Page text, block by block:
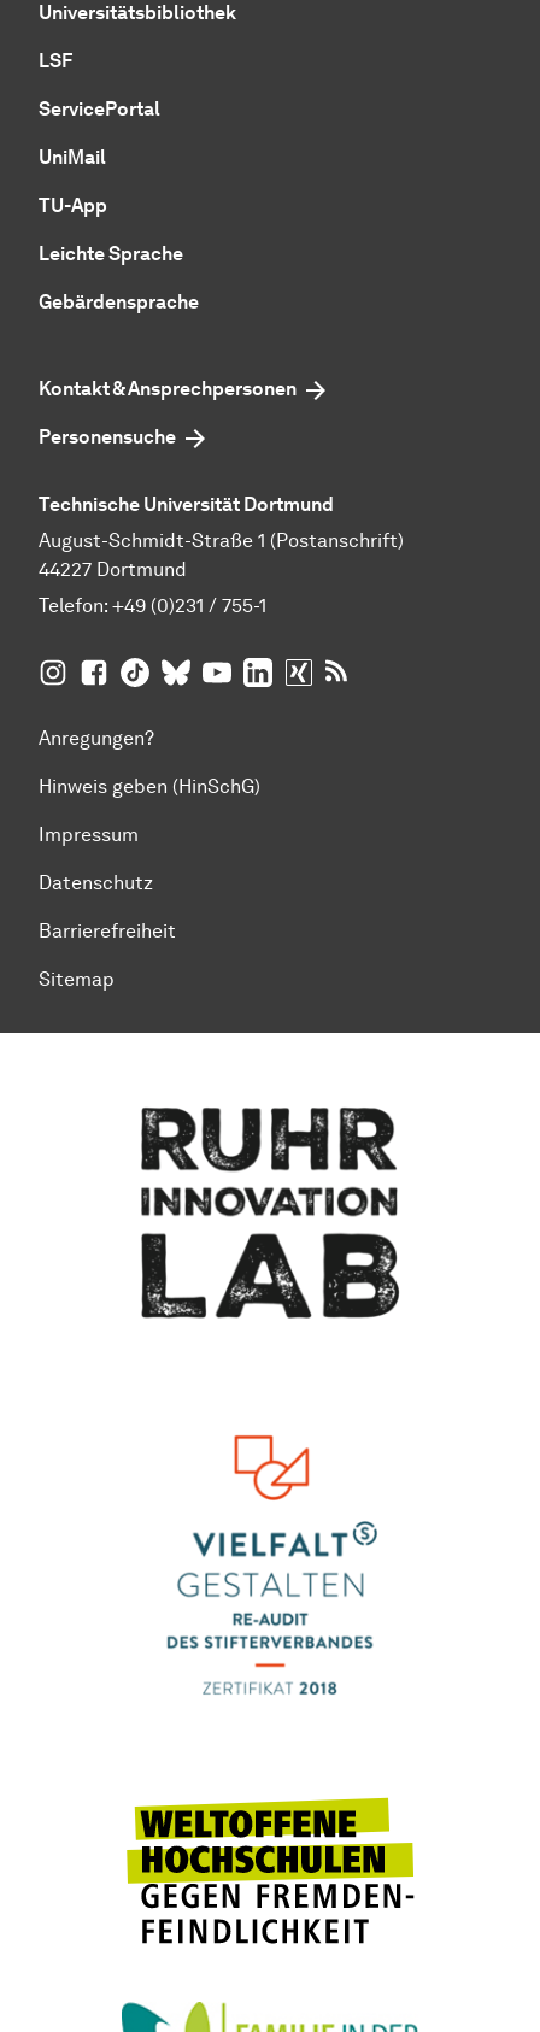
Universitätsbibliothek
LSF
ServicePortal
UniMail
TU-App
Leichte Sprache
Gebärdensprache
Kontakt & Ansprechpersonen
Personensuche
Technische Universität Dortmund
August-Schmidt-Straße 1 (Postanschrift)
44227 Dortmund
Telefon: +49 (0)231 / 755-1
TU Dortmund aufInsta­gram
TU Dortmund auf Facebook
TU Dortmund auf TikTok
TU Dortmund auf BlueSky
TU Dortmund auf YouTube
TU Dortmund auf LinkedIn
TU Dortmund auf XING
Anregungen?
Hinweis geben (HinSchG)
Impressum
Datenschutz
Barrierefreiheit
Sitemap